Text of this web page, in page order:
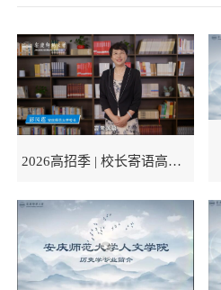
2026高招季 | 校长寄语高考学子